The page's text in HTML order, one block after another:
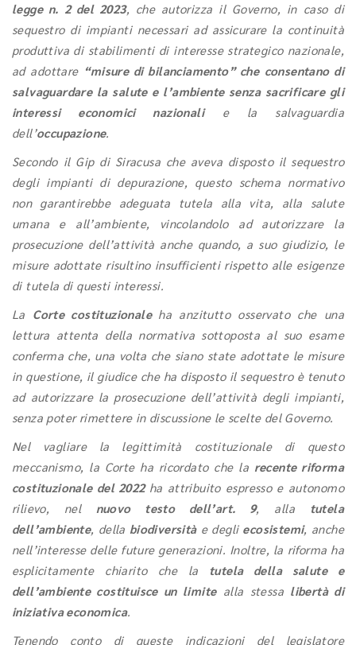
legge n. 2 del 2023, che autorizza il Governo, in caso di
sequestro di impianti necessari ad assicurare la continuità
produttiva di stabilimenti di interesse strategico nazionale,
ad adottare “misure di bilanciamento” che consentano di
salvaguardare la salute e l’ambiente senza sacrificare gli
interessi economici nazionalie la salvaguardia
dell’occupazione.
Secondo il Gip di Siracusa che aveva disposto il sequestro
degli impianti di depurazione, questo schema normativo
non garantirebbe adeguata tutela alla vita, alla salute
umana e all’ambiente, vincolandolo ad autorizzare la
prosecuzione dell’attività anche quando, a suo giudizio, le
misure adottate risultino insufficienti rispetto alle esigenze
di tutela di questi interessi.
La Corte costituzionale ha anzitutto osservato che una
lettura attenta della normativa sottoposta al suo esame
conferma che, una volta che siano state adottate le misure
in questione, il giudice che ha disposto il sequestro è tenuto
ad autorizzare la prosecuzione dell’attività degli impianti,
senza poter rimettere in discussione le scelte del Governo.
Nel vagliare la legittimità costituzionale di questo
meccanismo, la Corte ha ricordato che la recente riforma
costituzionale del 2022 ha attribuito espresso e autonomo
rilievo, nel nuovo testo dell’art. 9, alla tutela
dell’ambiente, della biodiversitàe degli ecosistemi, anche
nell’interesse delle future generazioni. Inoltre, la riforma ha
esplicitamente chiarito che la tutela della salute e
dell’ambiente costituisce un limitealla stessa libertà di
iniziativa economica.
Tenendo conto di queste indicazioni del legislatore